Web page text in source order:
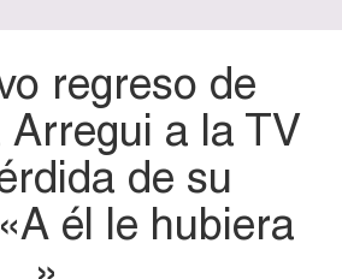
regreso de
Arregui a la TV
de su
él le hubiera